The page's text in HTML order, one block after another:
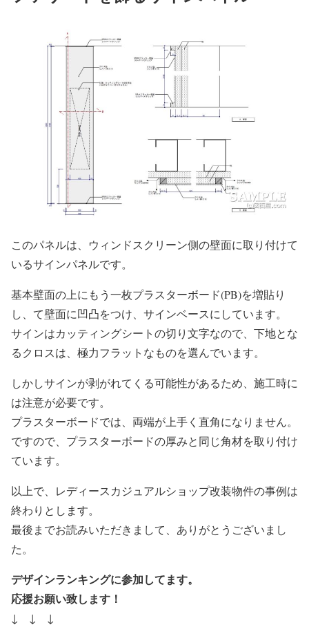
このパネルは、ウィンドスクリーン側の壁面に取り付けて
いるサインパネルです。
基本壁面の上にもう一枚プラスターボード(PB)を増貼り
し、て壁面に凹凸をつけ、サインベースにしています。
サインはカッティングシートの切り文字なので、下地とな
るクロスは、極力フラットなものを選んでいます。
しかしサインが剥がれてくる可能性があるため、施工時に
は注意が必要です。
プラスターボードでは、両端が上手く直角になりません。
ですので、プラスターボードの厚みと同じ角材を取り付け
ています。
以上で、レディースカジュアルショップ改装物件の事例は
終わりとします。
最後までお読みいただきまして、ありがとうございまし
た。
デザインランキングに参加してます。
応援お願い致します！
↓ ↓ ↓